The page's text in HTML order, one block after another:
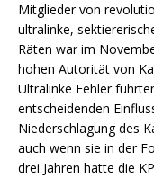
Mitglieder von
ultralinke,
Räten war im
hohen Autorität von
Ultralinke Fehler
entscheidenden
Niederschlagung des
auch wenn sie in der
drei Jahren hatte die